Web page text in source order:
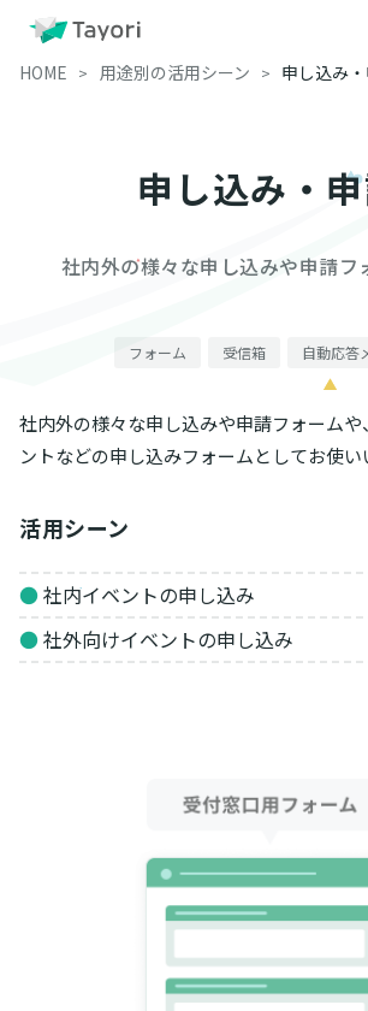
HOME 用途別の活用シーン 申し込み
申し込み・
社内外の様々な申し込みや申請フ
フォーム 受信箱 自動応答
社内外の様々な申し込みや申請フォーム
ントなどの申し込みフォームとしてお使い
活用シーン
●社内イベントの申し込み
●社外向けイベントの申し込み